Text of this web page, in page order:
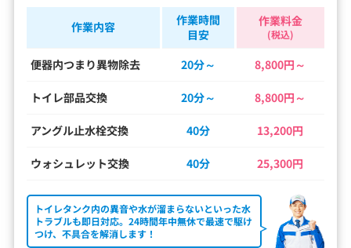
作業内容
作業時間
目安
作業料金
(税込)
便器内つまり異物除去 20分～ 8,800円～
トイレ部品交換 20分～ 8,800円～
アングル止水栓交換 40分 13,200円
ウォシュレット交換 40分 25,300円
トイレタンク内の異音や水が溜まらないといった水
トラブルも即日対応。24時間年中無休で最速で駆け
つけ、不具合を解消します！